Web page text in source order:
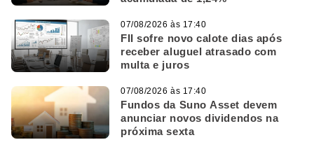
FII sofre novo calote dias após
receber aluguel atrasado com
multa e juros
07/08/2026 às 17:40
Fundos da Suno Asset devem
anunciar novos dividendos na
próxima sexta
07/08/2026 às 17:40